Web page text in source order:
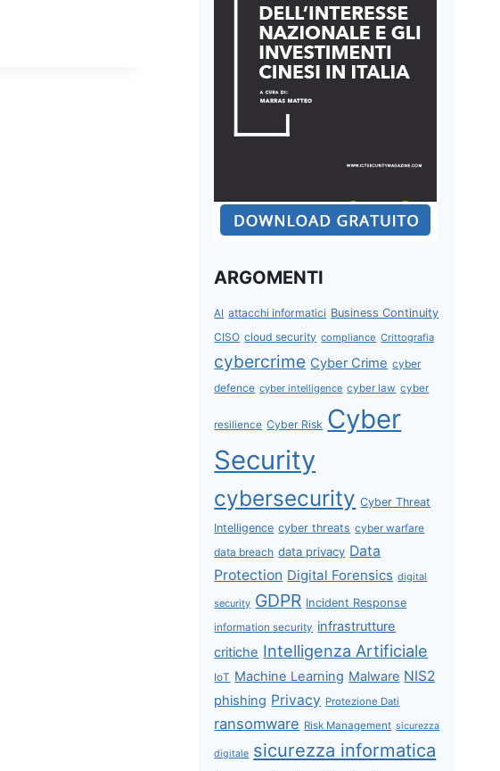
ARGOMENTI
AI attacchi informatici Business Continuity
CISO cloud security compliance Crittografia
cybercrime Cyber Crime cyber
defence cyber intelligence cyber law cyber
resilience Cyber Risk Cyber
Security
cybersecurity Cyber Threat
Intelligence cyber threats cyber warfare
data breach data privacy Data
Protection Digital Forensics digital
security GDPR Incident Response
information security infrastrutture
critiche Intelligenza Artificiale
IoT Machine Learning Malware NIS2
phishing Privacy Protezione Dati
ransomware Risk Management sicurezza
digitale sicurezza informatica